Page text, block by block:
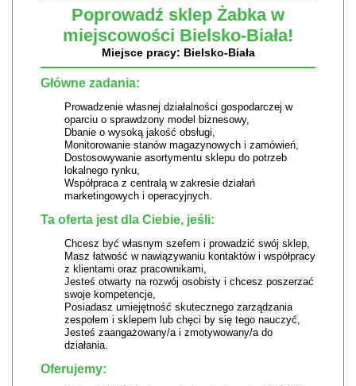
Poprowadź sklep Żabka w
miejscowości Bielsko-Biała!
Miejsce pracy: Bielsko-Biała
Główne zadania:
Prowadzenie własnej działalności gospodarczej w
oparciu o sprawdzony model biznesowy,
Dbanie o wysoką jakość obsługi,
Monitorowanie stanów magazynowych i zamówień,
Dostosowywanie asortymentu sklepu do potrzeb
lokalnego rynku,
Współpraca z centralą w zakresie działań
marketingowych i operacyjnych.
Ta oferta jest dla Ciebie, jeśli:
Chcesz być własnym szefem i prowadzić swój sklep,
Masz łatwość w nawiązywaniu kontaktów i współpracy
z klientami oraz pracownikami,
Jesteś otwarty na rozwój osobisty i chcesz poszerzać
swoje kompetencje,
Posiadasz umiejętność skutecznego zarządzania
zespołem i sklepem lub chęci by się tego nauczyć,
Jesteś zaangażowany/a i zmotywowany/a do
działania.
Oferujemy: